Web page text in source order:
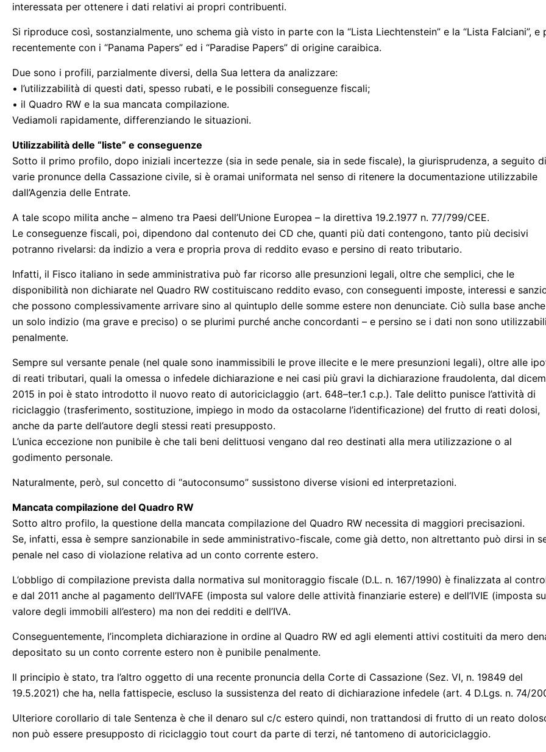
interessata per ottenere i dati relativi ai propri contribuenti.
Si riproduce così, sostanzialmente, uno schema già visto in parte con la “Lista Liechtenstein” e la “Lista Falciani”, e
recentemente con i “Panama Papers” ed i “Paradise Papers” di origine caraibica.
Due sono i profili, parzialmente diversi, della Sua lettera da analizzare:
• l’utilizzabilità di questi dati, spesso rubati, e le possibili conseguenze fiscali;
• il Quadro RW e la sua mancata compilazione.
Vediamoli rapidamente, differenziando le situazioni.
Utilizzabilità delle “liste” e conseguenze
Sotto il primo profilo, dopo iniziali incertezze (sia in sede penale, sia in sede fiscale), la giurisprudenza, a seguito di
varie pronunce della Cassazione civile, si è oramai uniformata nel senso di ritenere la documentazione utilizzabile
dall’Agenzia delle Entrate.
A tale scopo milita anche – almeno tra Paesi dell’Unione Europea – la direttiva 19.2.1977 n. 77/799/CEE.
Le conseguenze fiscali, poi, dipendono dal contenuto dei CD che, quanti più dati contengono, tanto più decisivi
potranno rivelarsi: da indizio a vera e propria prova di reddito evaso e persino di reato tributario.
Infatti, il Fisco italiano in sede amministrativa può far ricorso alle presunzioni legali, oltre che semplici, che le
disponibilità non dichiarate nel Quadro RW costituiscano reddito evaso, con conseguenti imposte, interessi e
che possono complessivamente arrivare sino al quintuplo delle somme estere non denunciate. Ciò sulla base
un solo indizio (ma grave e preciso) o se plurimi purché anche concordanti – e persino se i dati non sono utilizzabili
penalmente.
Sempre sul versante penale (nel quale sono inammissibili le prove illecite e le mere presunzioni legali), oltre alle
di reati tributari, quali la omessa o infedele dichiarazione e nei casi più gravi la dichiarazione fraudolenta, dal
2015 in poi è stato introdotto il nuovo reato di autoriciclaggio (art. 648–ter.1 c.p.). Tale delitto punisce l’attività di
riciclaggio (trasferimento, sostituzione, impiego in modo da ostacolarne l’identificazione) del frutto di reati dolosi,
anche da parte dell’autore degli stessi reati presupposto.
L’unica eccezione non punibile è che tali beni delittuosi vengano dal reo destinati alla mera utilizzazione o al
godimento personale.
Naturalmente, però, sul concetto di “autoconsumo” sussistono diverse visioni ed interpretazioni.
Mancata compilazione del Quadro RW
Sotto altro profilo, la questione della mancata compilazione del Quadro RW necessita di maggiori precisazioni.
Se, infatti, essa è sempre sanzionabile in sede amministrativo-fiscale, come già detto, non altrettanto può dirsi in
penale nel caso di violazione relativa ad un conto corrente estero.
L’obbligo di compilazione prevista dalla normativa sul monitoraggio fiscale (D.L. n. 167/1990) è finalizzata al
e dal 2011 anche al pagamento dell’IVAFE (imposta sul valore delle attività finanziarie estere) e dell’IVIE (imposta
valore degli immobili all’estero) ma non dei redditi e dell’IVA.
Conseguentemente, l’incompleta dichiarazione in ordine al Quadro RW ed agli elementi attivi costituiti da mero
depositato su un conto corrente estero non è punibile penalmente.
Il principio è stato, tra l’altro oggetto di una recente pronuncia della Corte di Cassazione (Sez. VI, n. 19849 del
19.5.2021) che ha, nella fattispecie, escluso la sussistenza del reato di dichiarazione infedele (art. 4 D.Lgs. n. 74/
Ulteriore corollario di tale Sentenza è che il denaro sul c/c estero quindi, non trattandosi di frutto di un reato
non può essere presupposto di riciclaggio tout court da parte di terzi, né tantomeno di autoriciclaggio.